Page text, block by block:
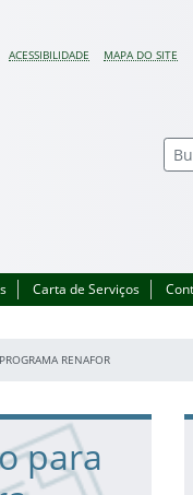
ACESSIBILIDADE MAPA DO SITE
Carta de Serviços
RENAFOR
para